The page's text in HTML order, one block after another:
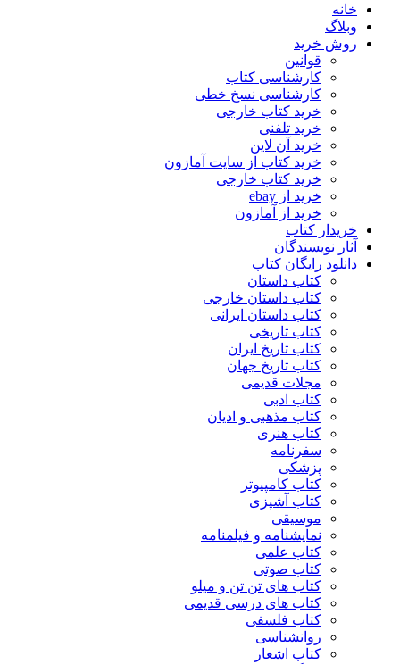
خانه
وبلاگ
روش خرید
قوانین
کارشناسی کتاب
کارشناسی نسخ خطی
خرید کتاب خارجی
خرید تلفنی
خرید آن لاین
خرید کتاب از سایت آمازون
خرید کتاب خارجی
خرید از ebay
خرید از آمازون
خریدار کتاب
آثار نویسندگان
دانلود رایگان کتاب
کتاب داستان
کتاب داستان خارجی
کتاب داستان ایرانی
کتاب تاریخی
کتاب تاریخ ایران
کتاب تاریخ جهان
مجلات قدیمی
کتاب ادبی
کتاب مذهبی و ادیان
کتاب هنری
سفرنامه
پزشکی
کتاب کامپیوتر
کتاب آشپزی
موسیقی
نمایشنامه و فیلمنامه
کتاب علمی
کتاب صوتی
کتاب های تن تن و میلو
کتاب های درسی قدیمی
کتاب فلسفی
روانشناسی
کتاب اشعار